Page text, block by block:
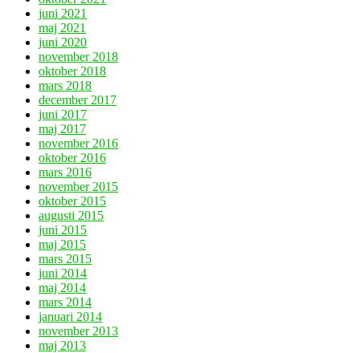
juni 2021
maj 2021
juni 2020
november 2018
oktober 2018
mars 2018
december 2017
juni 2017
maj 2017
november 2016
oktober 2016
mars 2016
november 2015
oktober 2015
augusti 2015
juni 2015
maj 2015
mars 2015
juni 2014
maj 2014
mars 2014
januari 2014
november 2013
maj 2013